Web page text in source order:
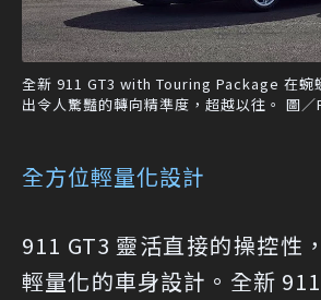
全新 911 GT3 with Touring Package 在蜿
出令人驚豔的轉向精準度，超越以往。 圖
全方位輕量化設計
911 GT3 靈活直接的操控性
輕量化的車身設計。全新